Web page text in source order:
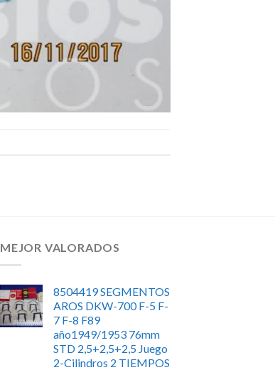
MEJOR VALORADOS
8504419 SEGMENTOS
AROS DKW-700 F-5 F-
7 F-8 F89
año1949/1953 76mm
STD 2,5+2,5+2,5 Juego
2-Cilindros 2 TIEMPOS